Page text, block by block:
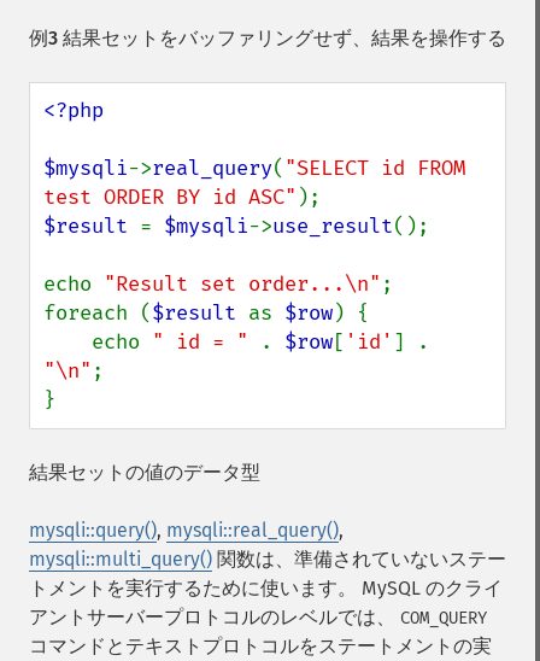
例3 結果セットをバッファリングせず、結果を操作する
<?php
$mysqli->real_query( "SELECT id FROM
test ORDER BY id ASC"
$result = $mysqli->use_result();
echo "Result set order...\n" ;
foreach ($result as $row) {
    echo
" id = " . $row[ 'id'
"\n" ;
}
結果セットの値のデータ型
mysqli::query(), mysqli::real_query(),
mysqli::multi_query() 関数は、準備されていないステー
トメントを実行するために使います。 MySQL のクライ
アントサーバープロトコルのレベルでは、
COM_QUERY
コマンドとテキストプロトコルをステートメントの実